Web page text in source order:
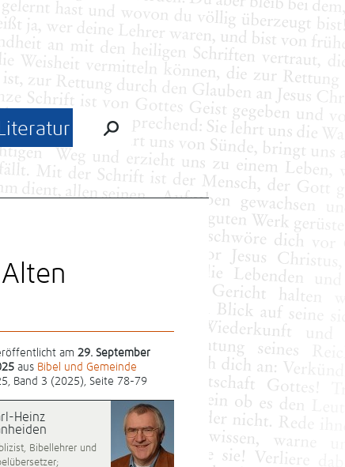
Literatur
am 29. September
aus Bibel und Gemeinde
Band 3 (2025), Seite 78-79
Heinz
Bibellehrer und